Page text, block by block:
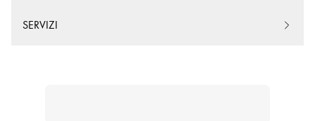
SERVIZI